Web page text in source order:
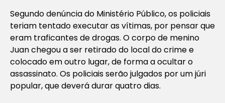
Segundo denúncia do Ministério Público, os policiais
teriam tentado executar as vítimas, por pensar que
eram traficantes de drogas. O corpo de menino
Juan chegou a ser retirado do local do crime e
colocado em outro lugar, de forma a ocultar o
assassinato. Os policiais serão julgados por um júri
popular, que deverá durar quatro dias.